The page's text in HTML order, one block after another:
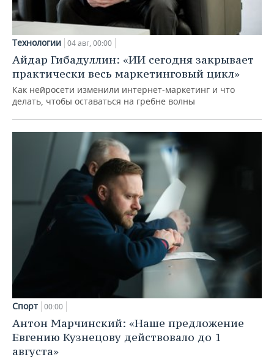
Технологии 04 авг, 00:00
Айдар Гибадуллин: «ИИ сегодня закрывает
практически весь маркетинговый цикл»
Как нейросети изменили интернет-маркетинг и что
делать, чтобы оставаться на гребне волны
Спорт 00:00
Антон Марчинский: «Наше предложение
Евгению Кузнецову действовало до 1
августа»